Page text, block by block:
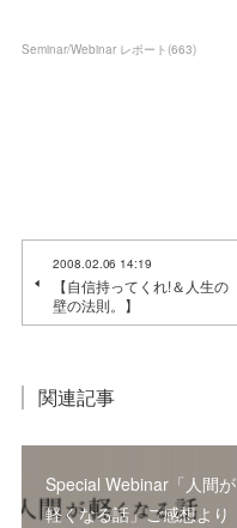
Seminar/Webinar レポート (663)
2008.02.06 14:19
【自信持ってくれ!＆人生の
壁の法則。】
関連記事
Special Webinar「人間が
軽くなる話」ご感想より